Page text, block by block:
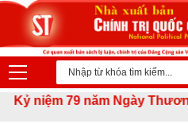
niệm 79 năm Ngày Thương